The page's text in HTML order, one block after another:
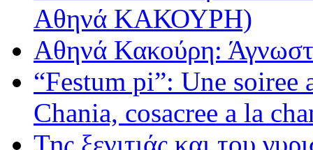
Αθηνά ΚΑΚΟΥΡΗ)
Αθηνά Κακούρη:
“Festum pi”: Une soiree
Chania, cosacree a la